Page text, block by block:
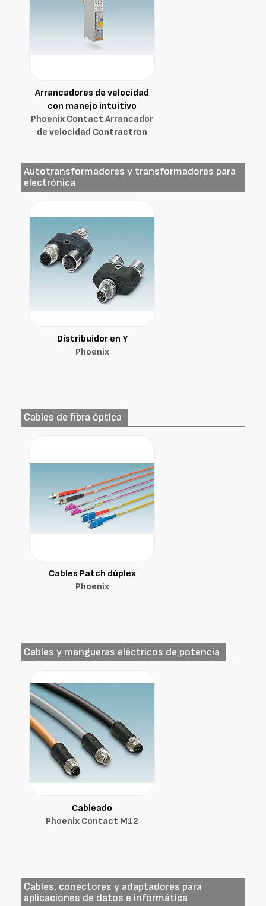
Arrancadores de velocidad
con manejo intuitivo
Phoenix Contact Arrancador
de velocidad Contractron
Autotransformadores y transformadores para
electrónica
Distribuidor en Y
Phoenix
Cables de fibra óptica
Cables Patch dúplex
Phoenix
Cables y mangueras eléctricos de potencia
Cableado
Phoenix Contact M12
Cables, conectores y adaptadores para
aplicaciones de datos e informática